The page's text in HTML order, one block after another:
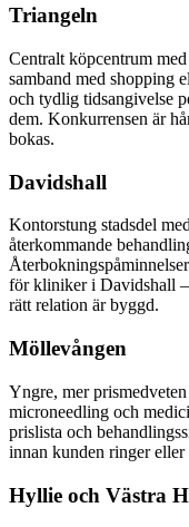
Triangeln
Centralt köpcentrum
samband med shopping
och tydlig tidsangivelse
dem. Konkurrensen är
bokas.
Davidshall
Kontorstung stadsdel
återkommande
för kliniker i Davidshall
rätt relation är byggd.
Möllevången
Yngre, mer
microneedling och
prislista och
innan kunden ringer eller
Hyllie och Västra